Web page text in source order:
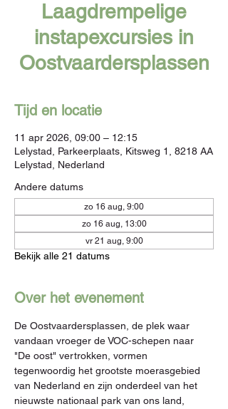
Laagdrempelige
instapexcursies in
Oostvaardersplassen
Tijd en locatie
11 apr 2026, 09:00 – 12:15
Lelystad, Parkeerplaats, Kitsweg 1, 8218 AA
Lelystad, Nederland
Andere datums
zo 16 aug, 9:00
zo 16 aug, 13:00
vr 21 aug, 9:00
Bekijk alle 21 datums
Over het evenement
De Oostvaardersplassen, de plek waar
vandaan vroeger de VOC-schepen naar
"De oost" vertrokken, vormen
tegenwoordig het grootste moerasgebied
van Nederland en zijn onderdeel van het
nieuwste nationaal park van ons land,